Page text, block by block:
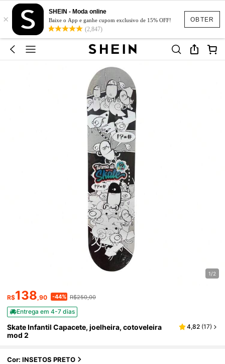
OBTER
×
SHEIN - Moda online
Baixe o App e ganhe cupom exclusivo de 15% OFF!
(2,847)
1/2
R$138,90 -44% R$250,00
Entrega em 4-7 dias
Skate Infantil Capacete, joelheira, cotoveleira
mod 2
4,82 (17)
Cor: INSETOS PRETO